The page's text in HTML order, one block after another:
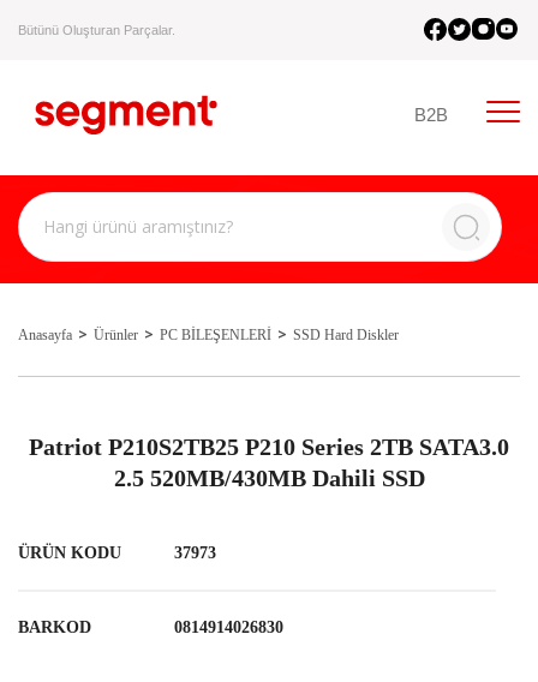
Bütünü Oluşturan Parçalar.
B2B
Anasayfa Ürünler PC BİLEŞENLERİ SSD Hard Diskler
Patriot P210S2TB25 P210 Series 2TB SATA3.0
2.5 520MB/430MB Dahili SSD
ÜRÜN KODU 37973
BARKOD 0814914026830